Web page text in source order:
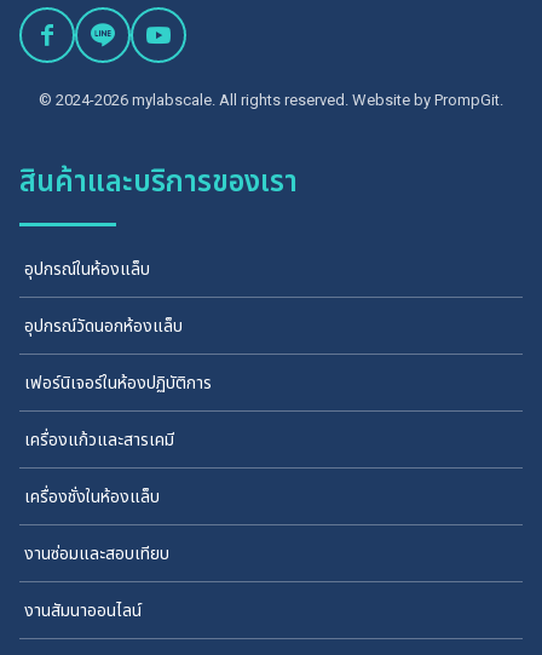
© 2024-2026 mylabscale. All rights reserved. Website by PrompGit.
สินค้าและบริการของเรา
อุปกรณ์ในห้องแล็บ
อุปกรณ์วัดนอกห้องแล็บ
เฟอร์นิเจอร์ในห้องปฏิบัติการ
เครื่องแก้วและสารเคมี
เครื่องชั่งในห้องแล็บ
งานซ่อมและสอบเทียบ
งานสัมนาออนไลน์